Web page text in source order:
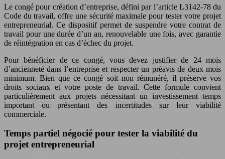
Le congé pour création d’entreprise, défini par l’article L3142-78 du
Code du travail, offre une sécurité maximale pour tester votre projet
entrepreneurial. Ce dispositif permet de suspendre votre contrat de
travail pour une durée d’un an, renouvelable une fois, avec garantie
de réintégration en cas d’échec du projet.
Pour bénéficier de ce congé, vous devez justifier de 24 mois
d’ancienneté dans l’entreprise et respecter un préavis de deux mois
minimum. Bien que ce congé soit non rémunéré, il préserve vos
droits sociaux et votre poste de travail. Cette formule convient
particulièrement aux projets nécessitant un investissement temps
important ou présentant des incertitudes sur leur viabilité
commerciale.
Temps partiel négocié pour tester la viabilité du
projet entrepreneurial